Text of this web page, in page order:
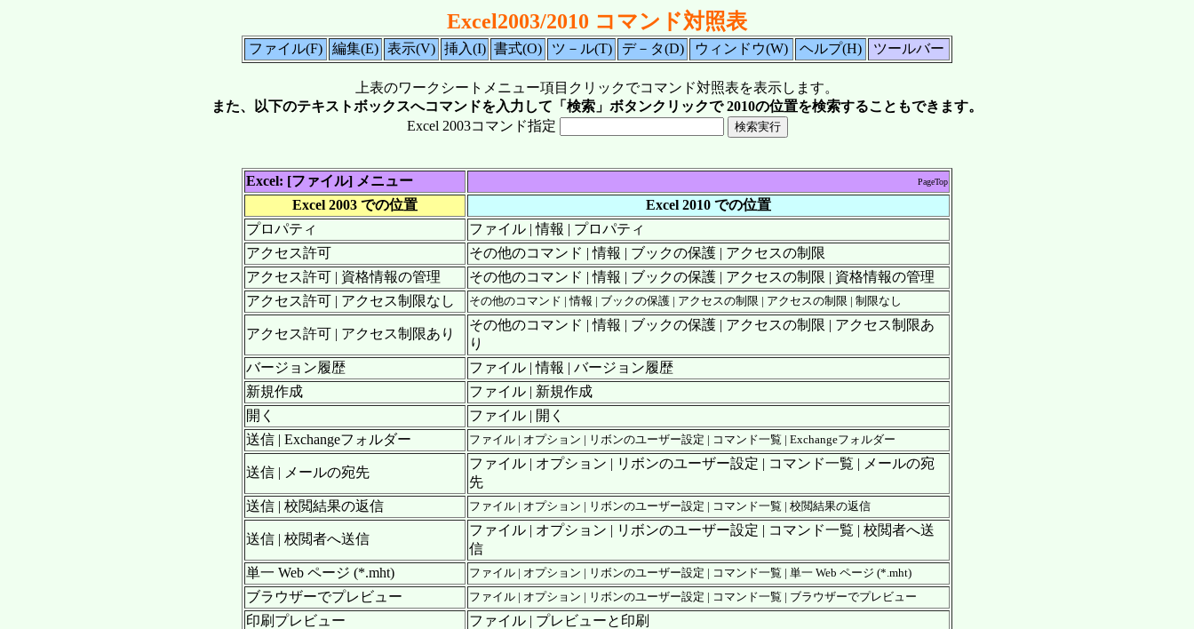
Excel2003/2010 コマンド対照表
ファイル(F) 編集(E) 表示(V) 挿入(I) 書式(O) ツ－ル(T) デ－タ(D) ウィンドウ(W) ヘルプ(H) ツールバー
上表のワークシートメニュー項目クリックでコマンド対照表を表示します。
また、以下のテキストボックスへコマンドを入力して「検索」ボタンクリックで 2010の位置を検索することもできます。
Excel 2003コマンド指定
Excel: [ファイル] メニュー PageTop
Excel 2003 での位置
Excel 2010 での位置
プロパティ
ファイル | 情報 | プロパティ
アクセス許可
その他のコマンド | 情報 | ブックの保護 | アクセスの制限
アクセス許可 | 資格情報の管理
その他のコマンド | 情報 | ブックの保護 | アクセスの制限 | 資格情報の管理
アクセス許可 | アクセス制限なし
その他のコマンド | 情報 | ブックの保護 | アクセスの制限 | アクセスの制限 | 制限なし
アクセス許可 | アクセス制限あり
その他のコマンド | 情報 | ブックの保護 | アクセスの制限 | アクセス制限あ
り
バージョン履歴
ファイル | 情報 | バージョン履歴
新規作成
ファイル | 新規作成
開く
ファイル | 開く
送信 | Exchangeフォルダー
ファイル | オプション | リボンのユーザー設定 | コマンド一覧 | Exchangeフォルダー
送信 | メールの宛先
ファイル | オプション | リボンのユーザー設定 | コマンド一覧 | メールの宛
先
送信 | 校閲結果の返信
ファイル | オプション | リボンのユーザー設定 | コマンド一覧 | 校閲結果の返信
送信 | 校閲者へ送信
ファイル | オプション | リボンのユーザー設定 | コマンド一覧 | 校閲者へ送
信
単一 Web ページ (*.mht)
ファイル | オプション | リボンのユーザー設定 | コマンド一覧 | 単一 Web ページ (*.mht)
ブラウザーでプレビュー ファイル | オプション | リボンのユーザー設定 | コマンド一覧 | ブラウザーでプレビュー
印刷プレビュー
ファイル | プレビューと印刷